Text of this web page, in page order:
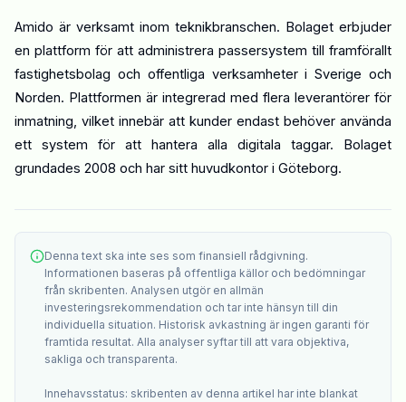
Amido är verksamt inom teknikbranschen. Bolaget erbjuder
en plattform för att administrera passersystem till framförallt
fastighetsbolag och offentliga verksamheter i Sverige och
Norden. Plattformen är integrerad med flera leverantörer för
inmatning, vilket innebär att kunder endast behöver använda
ett system för att hantera alla digitala taggar. Bolaget
grundades 2008 och har sitt huvudkontor i Göteborg.
Denna text ska inte ses som finansiell rådgivning.
Informationen baseras på offentliga källor och bedömningar
från skribenten. Analysen utgör en allmän
investeringsrekommendation och tar inte hänsyn till din
individuella situation. Historisk avkastning är ingen garanti för
framtida resultat. Alla analyser syftar till att vara objektiva,
sakliga och transparenta.
Innehavsstatus: skribenten av denna artikel har inte blankat